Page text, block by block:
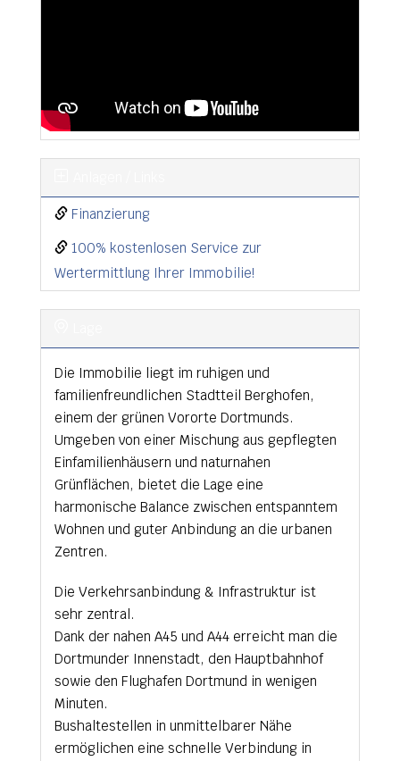
Finanzierung
100% kostenlosen Service zur
Wertermittlung Ihrer Immobilie!
Die Immobilie liegt im ruhigen und
familienfreundlichen Stadtteil Berghofen,
einem der grünen Vororte Dortmunds.
Umgeben von einer Mischung aus gepflegten
Einfamilienhäusern und naturnahen
Grünflächen, bietet die Lage eine
harmonische Balance zwischen entspanntem
Wohnen und guter Anbindung an die urbanen
Zentren.
Die Verkehrsanbindung & Infrastruktur ist
sehr zentral.
Dank der nahen A45 und A44 erreicht man die
Dortmunder Innenstadt, den Hauptbahnhof
sowie den Flughafen Dortmund in wenigen
Minuten.
Bushaltestellen in unmittelbarer Nähe
ermöglichen eine schnelle Verbindung in